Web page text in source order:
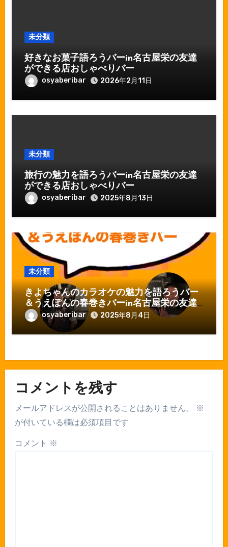
未分類
好きなお菓子語ろうバーin名古屋栄の友達
ができる店おしゃべりバー
osyaberibar 2026年2月11日
未分類
旅行の魅力を語ろうバーin名古屋栄の友達
ができる店おしゃべりバー
osyaberibar 2025年8月13日
未分類
きよちゃんのカラオケの魅力を語ろうバー
＆うえぽんの春巻きバーin名古屋栄の友達
ができる店おしゃべりバー
osyaberibar 2025年8月4日
コメントを残す
メールアドレスが公開されることはありません。
※
が付いている欄は必須項目です
コメント ※